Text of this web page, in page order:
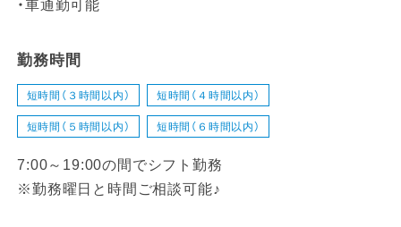
・車通勤可能
勤務時間
短時間（３時間以内） 短時間（４時間以内）
短時間（５時間以内） 短時間（６時間以内）
7:00～19:00の間でシフト勤務
※勤務曜日と時間ご相談可能♪